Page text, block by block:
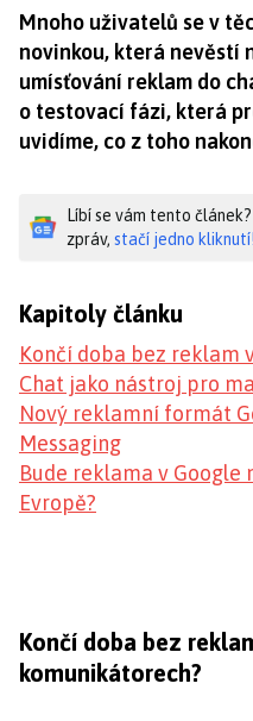
Mnoho uživatelů se v
novinkou, která nevěstí
umísťování reklam do
o testovací fázi, která
uvidíme, co z toho
Líbí se vám tento
zpráv, stačí jedno kliknutí!
Kapitoly článku
Končí doba bez reklam
Chat jako nástroj pro
Nový reklamní formát
Messaging
Bude reklama v Google
Evropě?
Končí doba bez
komunikátorech?